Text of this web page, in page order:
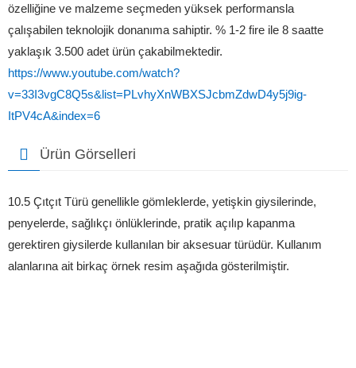
özelliğine ve malzeme seçmeden yüksek performansla
çalışabilen teknolojik donanıma sahiptir. % 1-2 fire ile 8 saatte
yaklaşık 3.500 adet ürün çakabilmektedir.
https://www.youtube.com/watch?
v=33I3vgC8Q5s&list=PLvhyXnWBXSJcbmZdwD4y5j9ig-
ItPV4cA&index=6
Ürün Görselleri
10.5 Çıtçıt Türü genellikle gömleklerde, yetişkin giysilerinde,
penyelerde, sağlıkçı önlüklerinde, pratik açılıp kapanma
gerektiren giysilerde kullanılan bir aksesuar türüdür. Kullanım
alanlarına ait birkaç örnek resim aşağıda gösterilmiştir.